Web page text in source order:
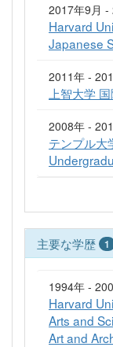
2017年9月 -
Harvard
Japanese
2011年 -
上智大学
2008年 -
テンプル大
主要な学歴 1
1994年 -
Harvard
Arts and
Art and